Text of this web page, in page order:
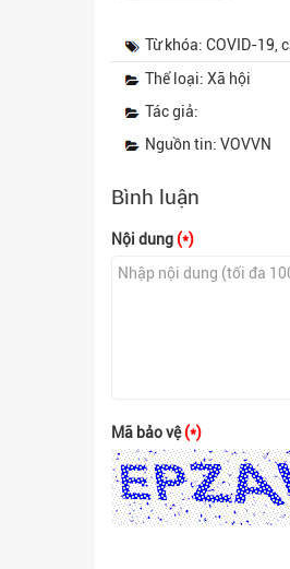
Từ khóa: COVID-19,
Thể loại: Xã hội
Tác giả:
Nguồn tin: VOVVN
Bình luận
Nội dung (*)
Mã bảo vệ(*)